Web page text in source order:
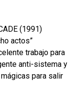
(1991)
actos”
trabajo para
anti-sistema y
para salir